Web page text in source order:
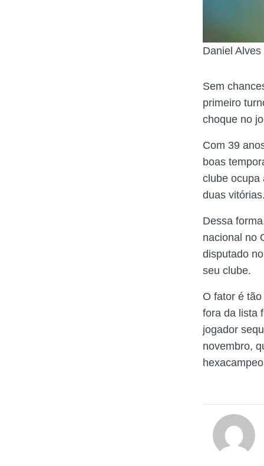
Daniel
Sem
primeiro
choque no
Com 39
boas
clube ocupa
duas
Dessa
nacional no
disputado
seu clube.
O fator é
fora da lista
jogador
novembro,